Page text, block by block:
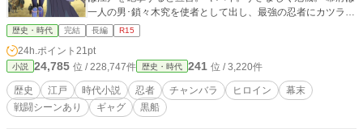
一人の男･鎖々木究を使者として出し、最強の忍者にカツラ奪
還を依頼する。 だが、そいつはとんでもない女忍者だっ
た…… 全裸で戦う。 しかも、鎖々木に全裸を見せつけている
ときこそ最強になるのだった。 スラップスティック幕末コメ
ディです。 ※性描写はありますが、R15規定に従い全体の1/5
未満になっています。
歴史・時代 完結 長編 R15
24h.ポイント 21pt
小説 24,785 位 / 228,747件 歴史・時代 241 位 / 3,220件
歴史 江戸 時代小説 忍者 チャンバラ ヒロイン
幕末
戦闘シーンあり
ギャグ 黒船